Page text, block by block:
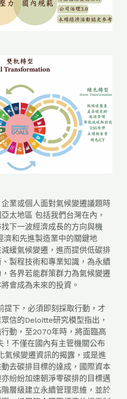
企業或個人面對氣候變遷議題時
太地區 包括我們台灣在內，
下一波經濟成長的方向與機
濟和先進製造業中的關鍵地
緩氣候變遷，進而提供低碳排
製程技術和專業知識，為永續
各界若能群策群力為氣候變遷
會成為未來的投資。
提下，必須即刻採取行動，才
信的Deloitte研究模型指出，
動，至2070年時，將面臨高
！不僅在國內有主管機關公布
氣候變遷資訊的揭露，或是進
去碳排目標的達成，國際資本
紛紛加速朝淨零碳排的目標邁
層級建立永續管理思維，並於